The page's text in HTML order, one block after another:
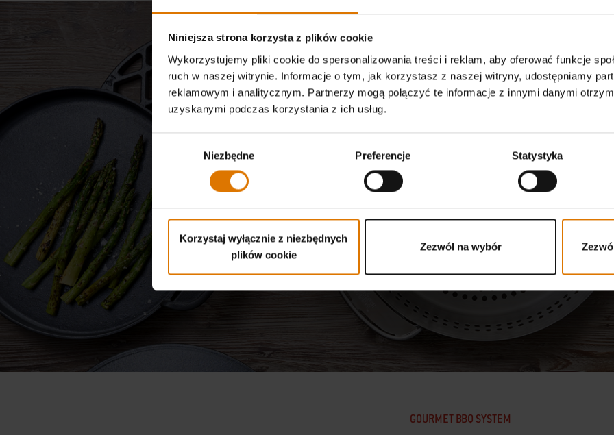
Niniejsza strona korzysta z plików cookie
Wykorzystujemy pliki cookie do spersonalizowania treści i reklam, aby oferować funkcje
ruch w naszej witrynie. Informacje o tym, jak korzystasz z naszej witryny, udostępniamy
reklamowym i analitycznym. Partnerzy mogą połączyć te informacje z innymi danymi
uzyskanymi podczas korzystania z ich usług.
Niezbędne Preferencje Statystyka
Korzystaj wyłącznie z niezbędnych
plików cookie
Zezwól na wybór
Jeden system, nieskończone
możliwości
Odtwórz film
GOURMET BBQ SYSTEM